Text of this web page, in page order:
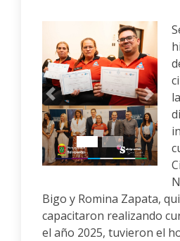
Anterior
Bigo y Romina Zapata,
capacitaron realizando
el año 2025, tuvieron el